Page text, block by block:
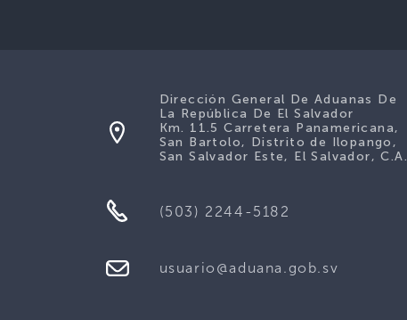
Dirección General De Aduanas De
La República De El Salvador
Km. 11.5 Carretera Panamericana,
San Bartolo, Distrito de Ilopango,
San Salvador Este, El Salvador, C.A.
(503) 2244-5182
usuario@aduana.gob.sv